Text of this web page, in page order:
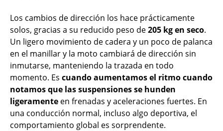
Los cambios de dirección los hace prácticamente
solos, gracias a su reducido peso de205 kg en seco.
Un ligero movimiento de cadera y un poco de palanca
en el manillar y la moto cambiará de dirección sin
inmutarse, manteniendo la trazada en todo
momento. Es cuando aumentamos el ritmo cuando
notamos que las suspensiones se hunden
ligeramente en frenadas y aceleraciones fuertes. En
una conducción normal, incluso algo deportiva, el
comportamiento global es sorprendente.